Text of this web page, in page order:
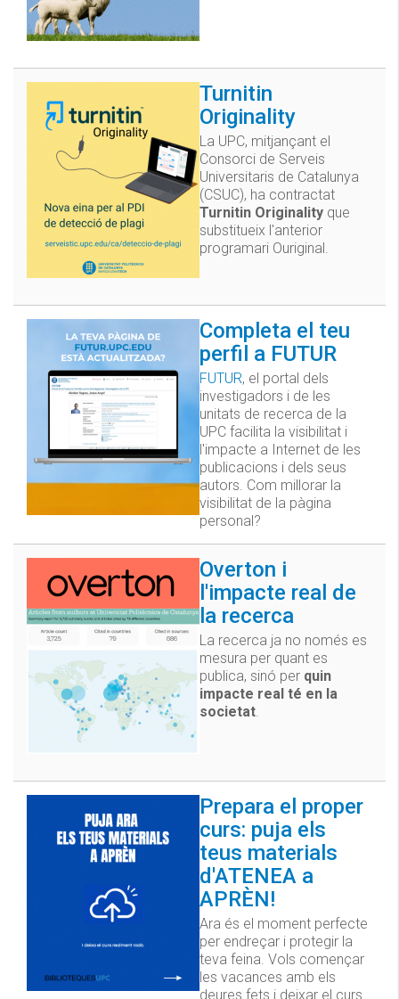
Turnitin
Originality
La UPC, mitjançant el
Consorci de Serveis
Universitaris de Catalunya
(CSUC), ha contractat
Turnitin Originality que
substitueix l'anterior
programari Ouriginal.
Completa el teu
perfil a FUTUR
FUTUR, el portal dels
investigadors i de les
unitats de recerca de la
UPC facilita la visibilitat i
l'impacte a Internet de les
publicacions i dels seus
autors. Com millorar la
visibilitat de la pàgina
personal?
Overton i
l'impacte real de
la recerca
La recerca ja no només es
mesura per quant es
publica, sinó per quin
impacte real té en la
societat
Prepara el proper
curs: puja els
teus materials
d'ATENEA a
APRÈN!
Ara és el moment perfecte
per endreçar i protegir la
teva feina. Vols començar
les vacances amb els
deures fets i deixar el curs